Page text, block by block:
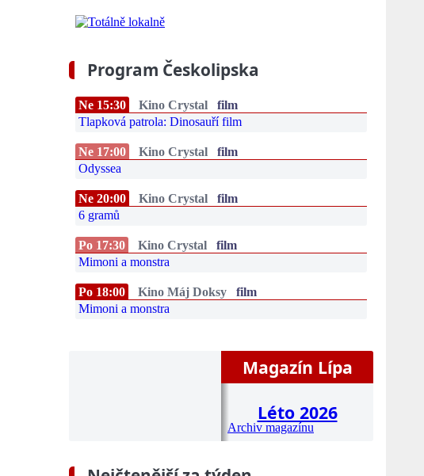
Program Českolipska
Ne 15:30 Kino Crystal
film
Tlapková patrola: Dinosauří film
Ne 17:00 Kino Crystal
film
Odyssea
Ne 20:00 Kino Crystal
film
6 gramů
Po 17:30 Kino Crystal
film
Mimoni a monstra
Po 18:00 Kino Máj Doksy
film
Mimoni a monstra
Magazín Lípa
Léto 2026
Archiv magazínu